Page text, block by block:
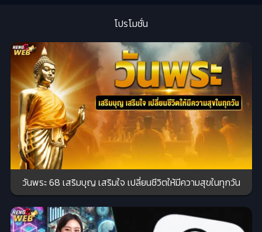
โปรโมชั่น
วันพระ 68 เสริมบุญ เสริมใจ เปลี่ยนชีวิตให้มีความสุขในทุกวัน